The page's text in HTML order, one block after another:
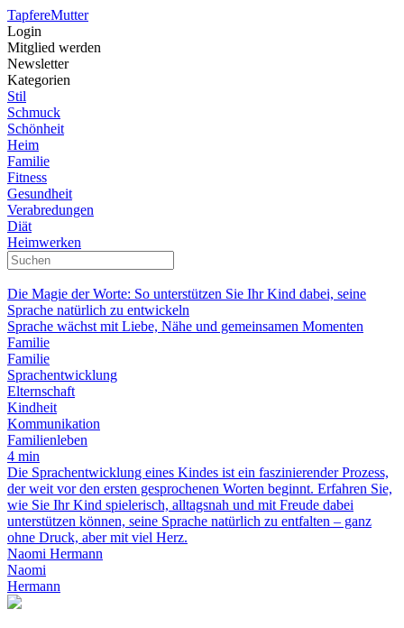
TapfereMutter
Login
Mitglied werden
Newsletter
Kategorien
Stil
Schmuck
Schönheit
Heim
Familie
Fitness
Gesundheit
Verabredungen
Diät
Heimwerken
Die Magie der Worte: So unterstützen Sie Ihr Kind dabei, seine
Sprache natürlich zu entwickeln
Sprache wächst mit Liebe, Nähe und gemeinsamen Momenten
Familie
Familie
Sprachentwicklung
Elternschaft
Kindheit
Kommunikation
Familienleben
4 min
Die Sprachentwicklung eines Kindes ist ein faszinierender Prozess,
der weit vor den ersten gesprochenen Worten beginnt. Erfahren Sie,
wie Sie Ihr Kind spielerisch, alltagsnah und mit Freude dabei
unterstützen können, seine Sprache natürlich zu entfalten – ganz
ohne Druck, aber mit viel Herz.
Naomi Hermann
Naomi
Hermann